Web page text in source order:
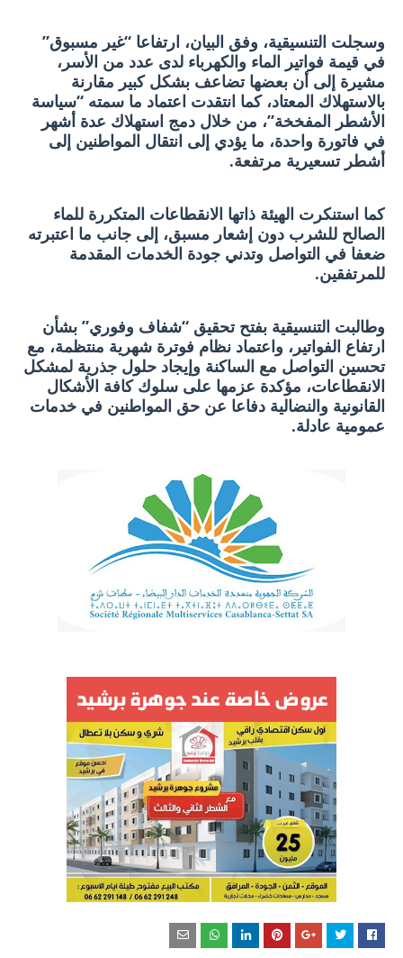
وسجلت التنسيقية، وفق البيان، ارتفاعا “غير مسبوق”
في قيمة فواتير الماء والكهرباء لدى عدد من الأسر،
مشيرة إلى أن بعضها تضاعف بشكل كبير مقارنة
بالاستهلاك المعتاد، كما انتقدت اعتماد ما سمته “سياسة
الأشطر المفخخة”، من خلال دمج استهلاك عدة أشهر
في فاتورة واحدة، ما يؤدي إلى انتقال المواطنين إلى
أشطر تسعيرية مرتفعة.
كما استنكرت الهيئة ذاتها الانقطاعات المتكررة للماء
الصالح للشرب دون إشعار مسبق، إلى جانب ما اعتبرته
ضعفا في التواصل وتدني جودة الخدمات المقدمة
للمرتفقين.
وطالبت التنسيقية بفتح تحقيق “شفاف وفوري” بشأن
ارتفاع الفواتير، واعتماد نظام فوترة شهرية منتظمة، مع
تحسين التواصل مع الساكنة وإيجاد حلول جذرية لمشكل
الانقطاعات، مؤكدة عزمها على سلوك كافة الأشكال
القانونية والنضالية دفاعا عن حق المواطنين في خدمات
عمومية عادلة.